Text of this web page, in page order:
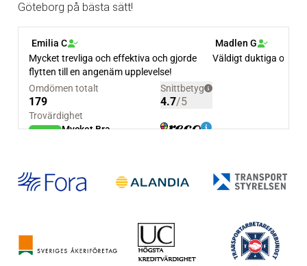
Göteborg på bästa sätt!